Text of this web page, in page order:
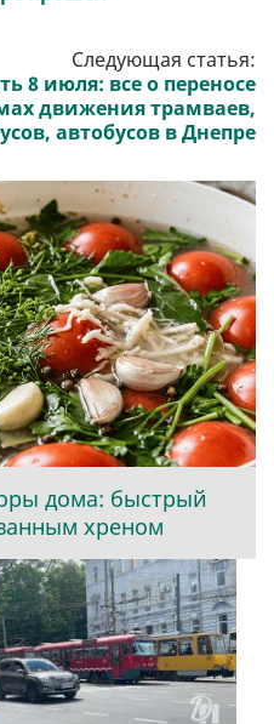
Следующая статья:
8 июля: все о переносе
движения трамваев,
автобусов в Днепре
дома: быстрый
хреном